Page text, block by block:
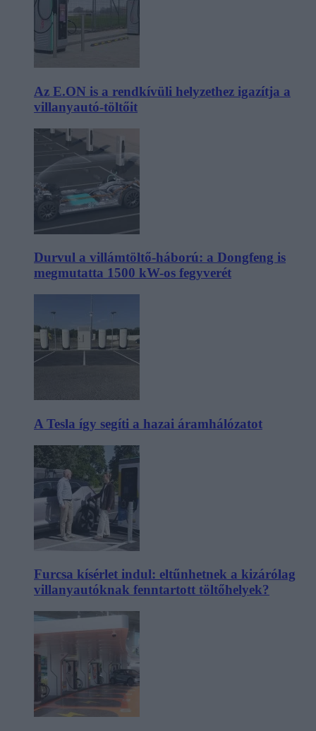
Az E.ON is a rendkívüli helyzethez igazítja a
villanyautó-töltőit
Durvul a villámtöltő-háború: a Dongfeng is
megmutatta 1500 kW-os fegyverét
A Tesla így segíti a hazai áramhálózatot
Furcsa kísérlet indul: eltűnhetnek a kizárólag
villanyautóknak fenntartott töltőhelyek?